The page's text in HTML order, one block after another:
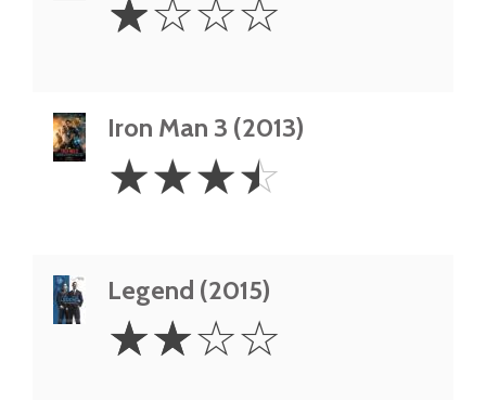
Star
☆☆☆☆
Iron Man 3 (2013)
3.5
Stars
☆☆☆☆
Legend (2015)
Stars
☆☆☆☆